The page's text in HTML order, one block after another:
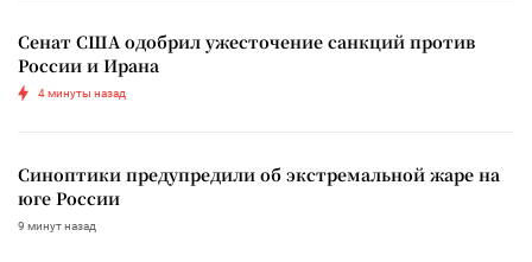
Сенат США одобрил ужесточение санкций против
России и Ирана
4 минуты назад
Синоптики предупредили об экстремальной жаре на
юге России
9 минут назад